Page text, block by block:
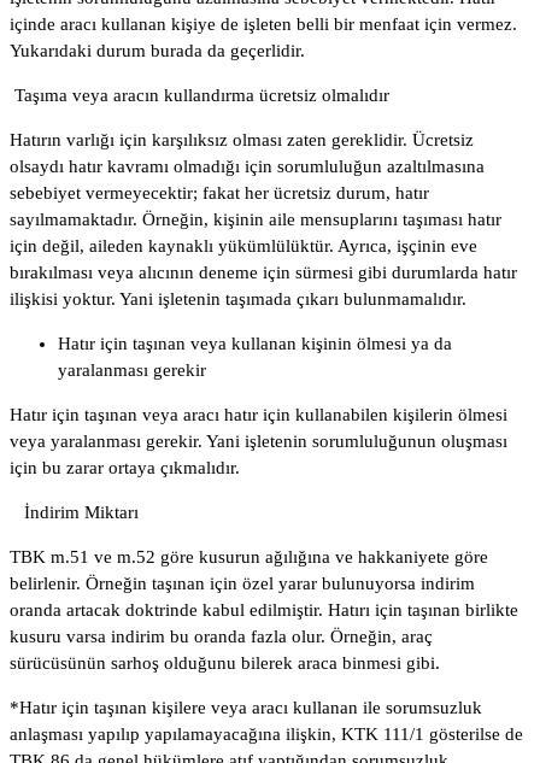
içinde aracı kullanan kişiye de işleten belli bir menfaat için vermez.
Yukarıdaki durum burada da geçerlidir.
Taşıma veya aracın kullandırma ücretsiz olmalıdır
Hatırın varlığı için karşılıksız olması zaten gereklidir. Ücretsiz
olsaydı hatır kavramı olmadığı için sorumluluğun azaltılmasına
sebebiyet vermeyecektir; fakat her ücretsiz durum, hatır
sayılmamaktadır. Örneğin, kişinin aile mensuplarını taşıması hatır
için değil, aileden kaynaklı yükümlülüktür. Ayrıca, işçinin eve
bırakılması veya alıcının deneme için sürmesi gibi durumlarda hatır
ilişkisi yoktur. Yani işletenin taşımada çıkarı bulunmamalıdır.
Hatır için taşınan veya kullanan kişinin ölmesi ya da
yaralanması gerekir
Hatır için taşınan veya aracı hatır için kullanabilen kişilerin ölmesi
veya yaralanması gerekir. Yani işletenin sorumluluğunun oluşması
için bu zarar ortaya çıkmalıdır.
İndirim Miktarı
TBK m.51 ve m.52 göre kusurun ağılığına ve hakkaniyete göre
belirlenir. Örneğin taşınan için özel yarar bulunuyorsa indirim
oranda artacak doktrinde kabul edilmiştir. Hatırı için taşınan birlikte
kusuru varsa indirim bu oranda fazla olur. Örneğin, araç
sürücüsünün sarhoş olduğunu bilerek araca binmesi gibi.
*Hatır için taşınan kişilere veya aracı kullanan ile sorumsuzluk
anlaşması yapılıp yapılamayacağına ilişkin, KTK 111/1 gösterilse de